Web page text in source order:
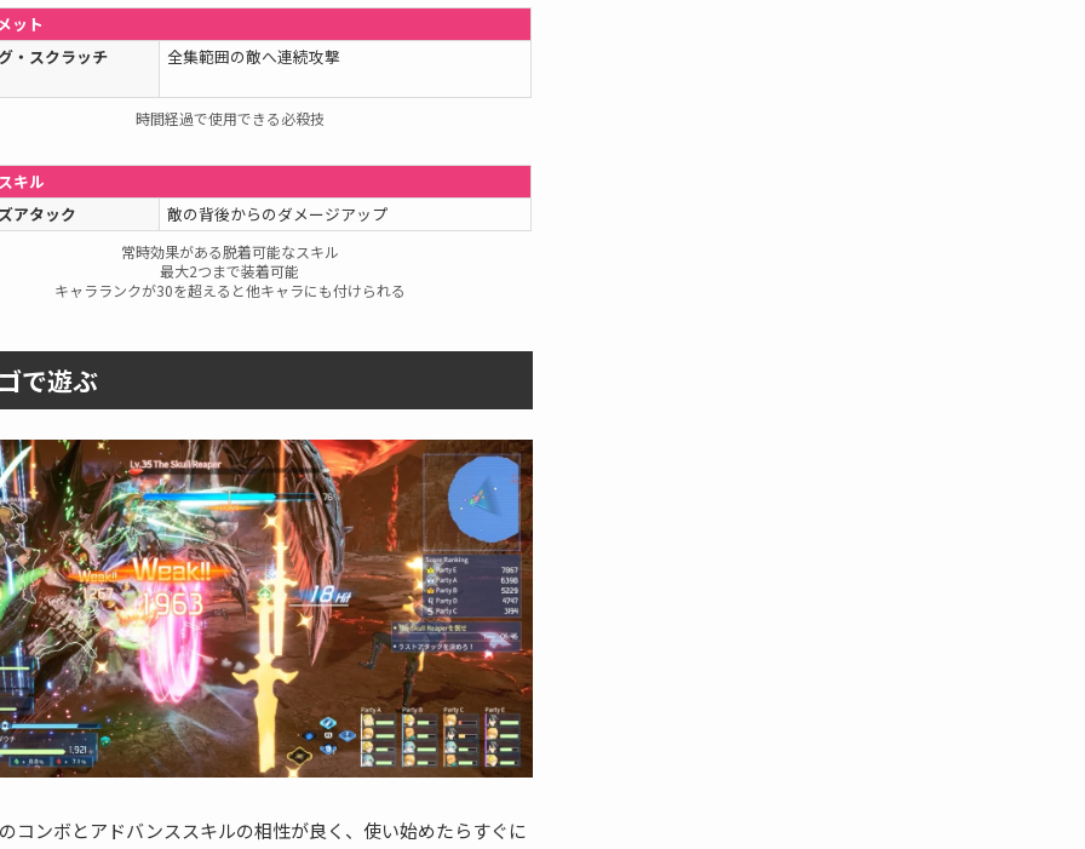
ット
・スクラッチ
全集範囲の敵へ連続攻撃
時間経過で使用できる必殺技
キル
アタック
敵の背後からのダメージアップ
常時効果がある脱着可能なスキル
最大2つまで装着可能
キャラランクが30を超えると他キャラにも付けられる
で遊ぶ
コンボとアドバンススキルの相性が良く、使い始めたらすぐに